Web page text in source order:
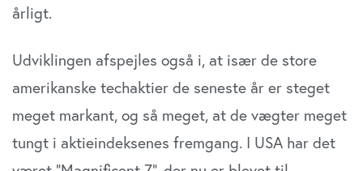
årligt.
Udviklingen afspejles også i, at især de store
amerikanske techaktier de seneste år er steget
meget markant, og så meget, at de vægter meget
tungt i aktieindeksenes fremgang. I USA har det